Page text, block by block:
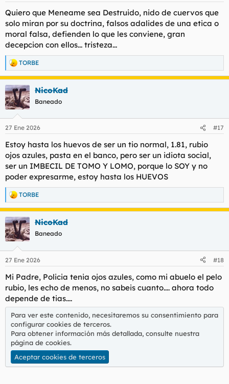
Quiero que Meneame sea Destruido, nido de cuervos que
solo miran por su doctrina, falsos adalides de una etica o
moral falsa, defienden lo que les conviene, gran
decepcion con ellos... tristeza...
R
e
a
c
c
i
e
:
TORBE
NicoKad
Baneado
27 Ene 2026 #17
Estoy hasta los huevos de ser un tio normal, 1.81, rubio
ojos azules, pasta en el banco, pero ser un idiota social,
ser un IMBECIL DE TOMO Y LOMO, porque lo SOY y no
poder expresarme, estoy hasta los HUEVOS
R
e
a
c
c
i
e
:
TORBE
NicoKad
Baneado
27 Ene 2026 #18
Mi Padre, Policia tenia ojos azules, como mi abuelo el pelo
rubio, les echo de menos, no sabeis cuanto.... ahora todo
depende de tias....
Para ver este contenido, necesitaremos su consentimiento para
configurar cookies de terceros.
Para obtener información más detallada, consulte nuestra
página de cookies.
Aceptar cookies de terceros